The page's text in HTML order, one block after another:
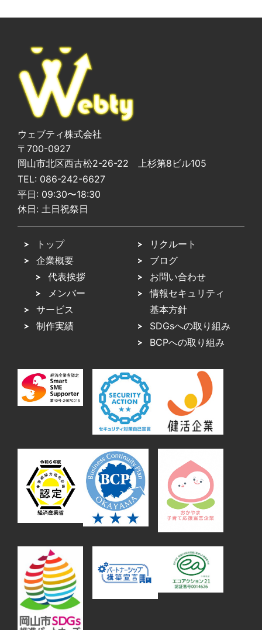
ウェブティ株式会社
〒700-0927
岡山市北区西古松2-26-22 上杉第8ビル105
TEL: 086-242-6627
平日: 09:30〜18:30
休日: 土日祝祭日
トップ
企業概要
代表挨拶
メンバー
サービス
制作実績
リクルート
ブログ
お問い合わせ
情報セキュリティ
基本方針
SDGsへの取り組み
BCPへの取り組み